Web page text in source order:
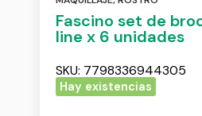
Fascino set de
line x 6 unidades
SKU: 7798336944305
Hay existencias